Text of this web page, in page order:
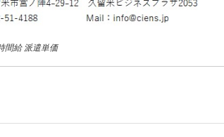
給 派遣単価